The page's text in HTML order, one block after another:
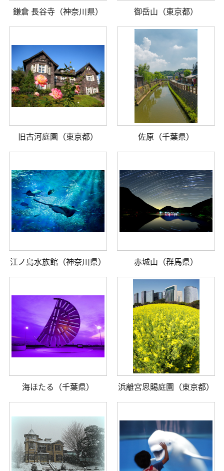
鎌倉 長谷寺（神奈川県） 御岳山（東京都）
旧古河庭園（東京都） 佐原（千葉県）
江ノ島水族館（神奈川県） 赤城山（群馬県）
海ほたる（千葉県） 浜離宮恩賜庭園（東京都）